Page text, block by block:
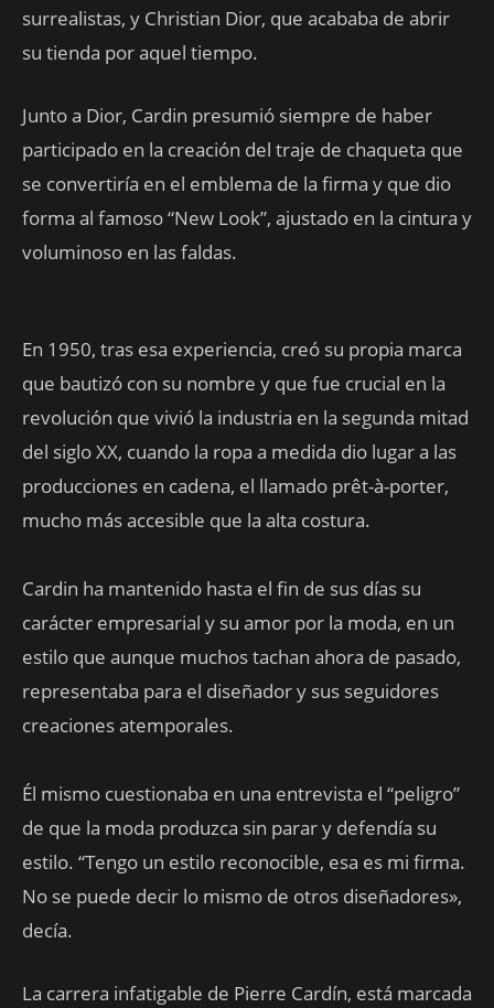
surrealistas, y Christian Dior, que acababa de abrir
su tienda por aquel tiempo.
Junto a Dior, Cardin presumió siempre de haber
participado en la creación del traje de chaqueta que
se convertiría en el emblema de la firma y que dio
forma al famoso “New Look”, ajustado en la cintura y
voluminoso en las faldas.
En 1950, tras esa experiencia, creó su propia marca
que bautizó con su nombre y que fue crucial en la
revolución que vivió la industria en la segunda mitad
del siglo XX, cuando la ropa a medida dio lugar a las
producciones en cadena, el llamado prêt-à-porter,
mucho más accesible que la alta costura.
Cardin ha mantenido hasta el fin de sus días su
carácter empresarial y su amor por la moda, en un
estilo que aunque muchos tachan ahora de pasado,
representaba para el diseñador y sus seguidores
creaciones atemporales.
Él mismo cuestionaba en una entrevista el “peligro”
de que la moda produzca sin parar y defendía su
estilo. “Tengo un estilo reconocible, esa es mi firma.
No se puede decir lo mismo de otros diseñadores»,
decía.
La carrera infatigable de Pierre Cardín, está marcada